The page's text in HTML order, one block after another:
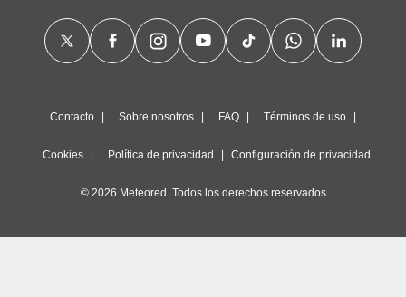
Contacto Sobre nosotros FAQ Términos de uso
Cookies Política de privacidad Configuración de privacidad
© 2026 Meteored. Todos los derechos reservados